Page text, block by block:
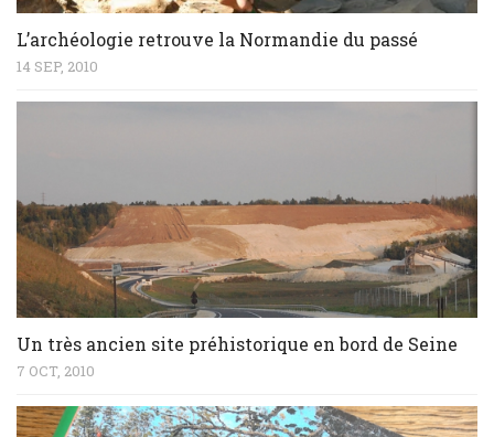
L’archéologie retrouve la Normandie du passé
14 SEP, 2010
Un très ancien site préhistorique en bord de Seine
7 OCT, 2010